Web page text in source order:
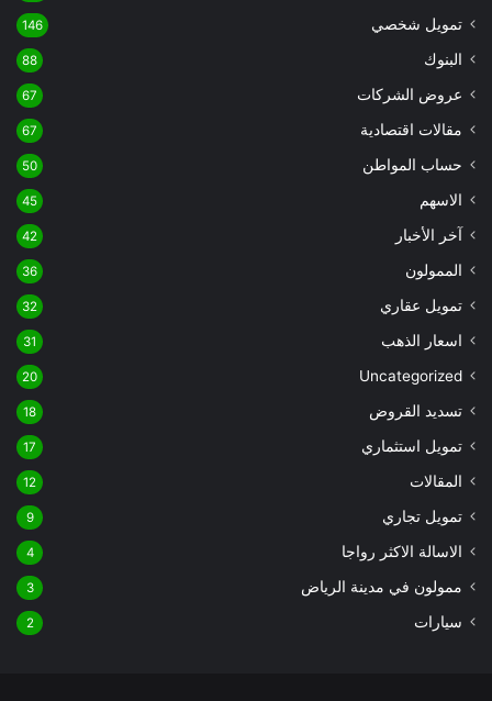
تمويل شخصي 146
البنوك 88
عروض الشركات 67
مقالات اقتصادية 67
حساب المواطن 50
الاسهم 45
آخر الأخبار 42
الممولون 36
تمويل عقاري 32
اسعار الذهب 31
Uncategorized
20
تسديد القروض 18
تمويل استثماري 17
المقالات 12
تمويل تجاري 9
الاسالة الاكثر رواجا 4
ممولون في مدينة الرياض 3
سيارات 2